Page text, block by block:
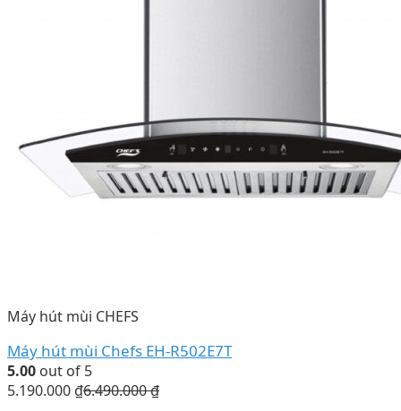
Máy hút mùi CHEFS
Máy hút mùi Chefs EH-R502E7T
5.00 out of 5
5.190.000 ₫6.490.000₫